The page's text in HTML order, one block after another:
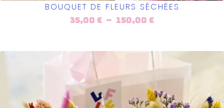
BOUQUET DE FLEURS SÉCHÉES
35,00 € – 150,00 €